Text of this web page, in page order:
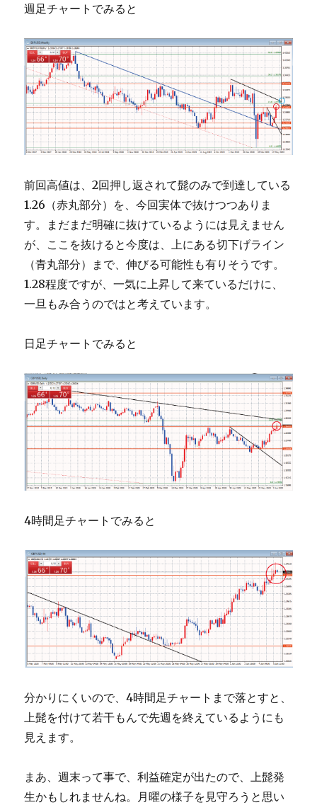
週足チャートでみると
前回高値は、2回押し返されて髭のみで到達している
1.26（赤丸部分）を、今回実体で抜けつつありま
す。まだまだ明確に抜けているようには見えません
が、ここを抜けると今度は、上にある切下げライン
（青丸部分）まで、伸びる可能性も有りそうです。
1.28程度ですが、一気に上昇して来ているだけに、
一旦もみ合うのではと考えています。
日足チャートでみると
4時間足チャートでみると
分かりにくいので、4時間足チャートまで落とすと、
上髭を付けて若干もんで先週を終えているようにも
見えます。
まあ、週末って事で、利益確定が出たので、上髭発
生かもしれませんね。月曜の様子を見守ろうと思い